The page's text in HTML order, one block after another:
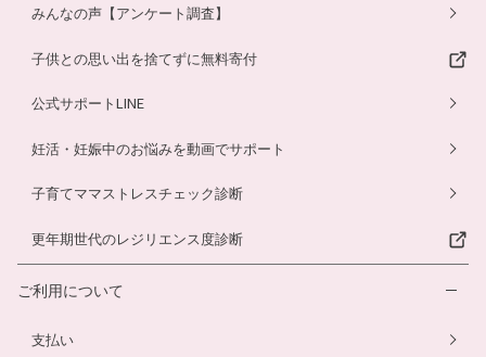
みんなの声【アンケート調査】
子供との思い出を捨てずに無料寄付
公式サポートLINE
妊活・妊娠中のお悩みを動画でサポート
子育てママストレスチェック診断
更年期世代のレジリエンス度診断
ご利用について
支払い